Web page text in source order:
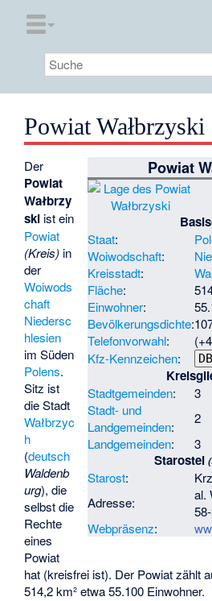
Powiat Wałbrzyski
Powiat
Staat:
Woiwodschaft:
Kreisstadt:
Fläche:
Einwohner:
Bevölkerungsdichte:
Telefonvorwahl:
Kfz-Kennzeichen:
Stadtgemeinden:
3
Stadt- und
Landgemeinden:
2
Landgemeinden: 3
Starostei
Starost:
Adresse:
al.
Webpräsenz:
Der
Powiat
Wałbrzy
ski ist ein
Powiat
(Kreis) in
der
Woiwods
chaft
Niedersc
hlesien
im Süden
Polens.
Sitz ist
die Stadt
Wałbrzyc
h
(deutsch
Waldenb
urg), die
selbst die
Rechte
eines
Powiat
hat (kreisfrei ist). Der Powiat zählt
514,2 km² etwa 55.100 Einwohner.